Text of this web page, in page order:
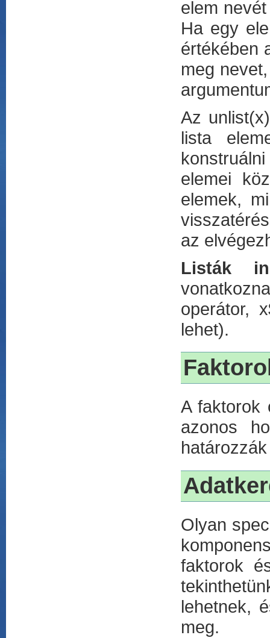
elem
Ha egy
értékében
meg
Az
lista
elemei
elemek,
az
Listák
operátor,
lehet).
A faktorok
azonos
Olyan
faktorok
lehetnek,
meg.